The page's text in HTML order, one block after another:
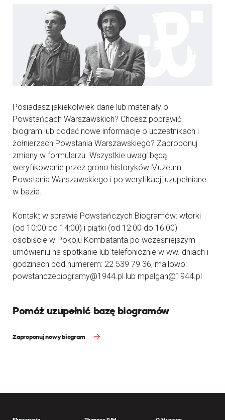
Posiadasz jakiekolwiek dane lub materiały o
Powstańcach Warszawskich? Chcesz poprawić
biogram lub dodać nowe informacje o uczestnikach i
żołnierzach Powstania Warszawskiego? Zaproponuj
zmiany w formularzu. Wszystkie uwagi będą
weryfikowanie przez grono historyków Muzeum
Powstania Warszawskiego i po weryfikacji uzupełniane
w bazie.
Kontakt w sprawie Powstańczych Biogramów: wtorki
(od 10:00 do 14:00) i piątki (od 12:00 do 16:00)
osobiście w Pokoju Kombatanta po wcześniejszym
umówieniu na spotkanie lub telefonicznie w ww. dniach i
godzinach pod numerem: 22 539 79 36, mailowo:
powstanczebiogramy@1944.pl lub mpalgan@1944.pl
Pomóż uzupełnić bazę biogramów
Zaproponuj nowy biogram